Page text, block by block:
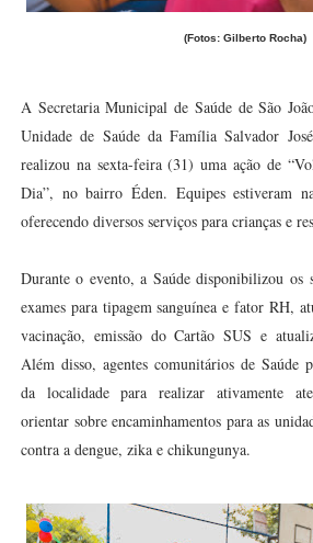
(Fotos: Gilberto Rocha)
A Secretaria Municipal de Saúde de São
Unidade de Saúde da Família Salvador
realizou na sexta-feira (31) uma ação de
Dia”, no bairro Éden. Equipes estiveram
oferecendo diversos serviços para crianças e
Durante o evento, a Saúde disponibilizou os
exames para tipagem sanguínea e fator RH,
vacinação, emissão do Cartão SUS e
Além disso, agentes comunitários de Saúde
da localidade para realizar ativamente
orientar sobre encaminhamentos para as
contra a dengue, zika e chikungunya.